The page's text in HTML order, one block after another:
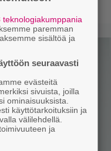
teknologiakumppania
paremman
sisältöä ja
seuraavasti
evästeitä
sivuista, joilla
ominaisuuksista.
käyttötarkoituksiin ja
välilehdellä.
ja